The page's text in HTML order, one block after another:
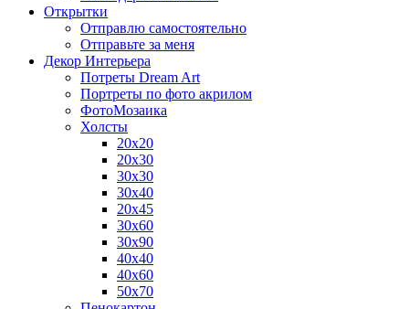
Открытки
Отправлю самостоятельно
Отправьте за меня
Декор Интерьера
Потреты Dream Art
Портреты по фото акрилом
ФотоМозаика
Холсты
20х20
20х30
30х30
30х40
20х45
30х60
30х90
40х40
40х60
50х70